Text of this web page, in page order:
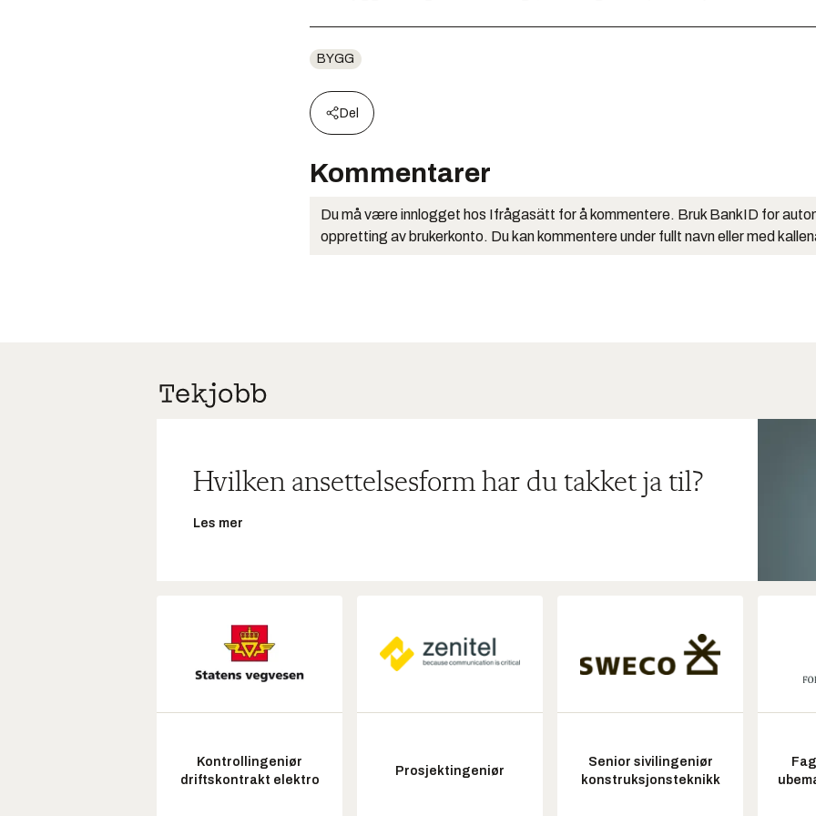
BYGG
Del
Kommentarer
Du må være innlogget hos Ifrågasätt for å kommentere. Bruk BankID for
oppretting av brukerkonto. Du kan kommentere under fullt navn eller med
Hvilken ansettelsesform har du takket ja til?
Les mer
Kontrollingeniør
driftskontrakt elektro
Prosjektingeniør
Senior sivilingeniør
konstruksjonsteknikk